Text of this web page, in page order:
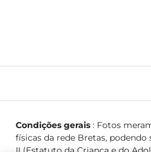
Condições gerais: Fotos
físicas da rede Bretas, podendo